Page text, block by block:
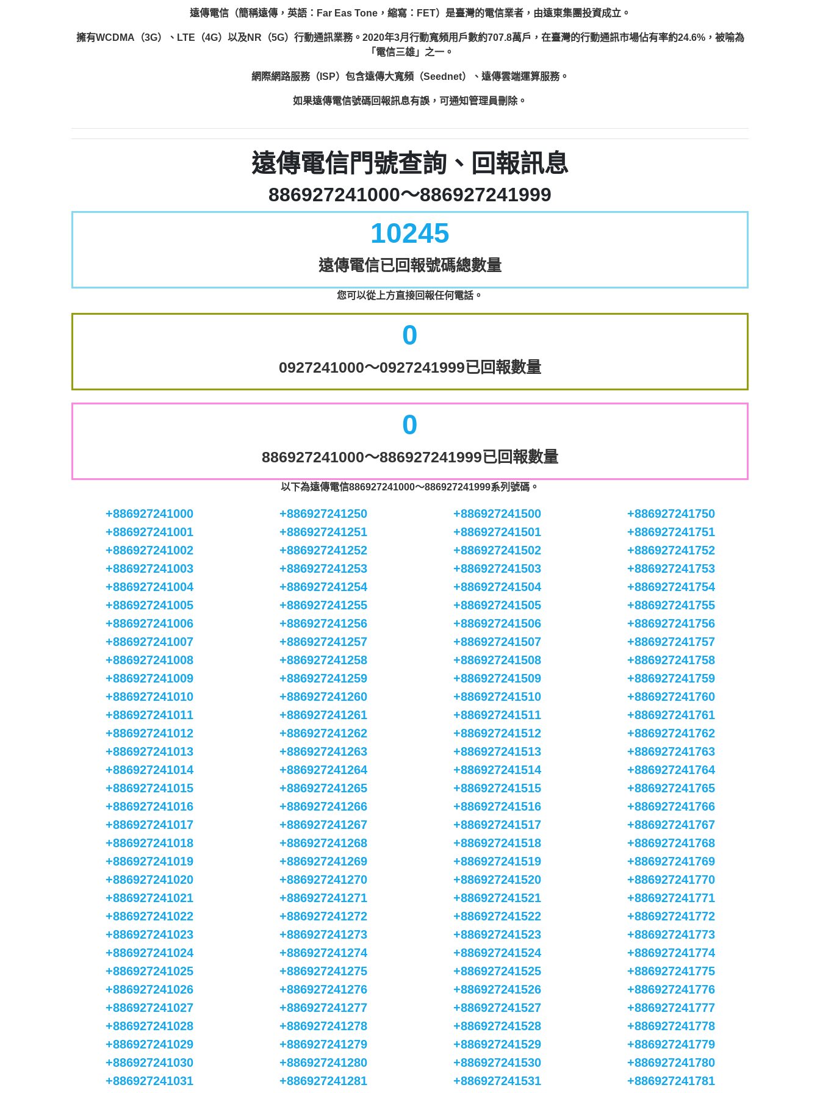
遠傳電信（簡稱遠傳，英語：Far Eas Tone，縮寫：FET）是臺灣的電信業者，由遠東集團投資成立。
擁有WCDMA（3G）、LTE（4G）以及NR（5G）行動通訊業務。2020年3月行動寬頻用戶數約707.8萬戶，在臺灣的行動通訊市場佔有率約24.6%，被喻為
「電信三雄」之一。
網際網路服務（ISP）包含遠傳大寬頻（Seednet）、遠傳雲端運算服務。
如果遠傳電信號碼回報訊息有誤，可通知管理員刪除。
遠傳電信門號查詢、回報訊息
886927241000～886927241999
10245
遠傳電信已回報號碼總數量
您可以從上方直接回報任何電話。
0
0927241000～0927241999已回報數量
0
886927241000～886927241999已回報數量
以下為遠傳電信886927241000～886927241999系列號碼。
+886927241000
+886927241001
+886927241002
+886927241003
+886927241004
+886927241005
+886927241006
+886927241007
+886927241008
+886927241009
+886927241010
+886927241011
+886927241012
+886927241013
+886927241014
+886927241015
+886927241016
+886927241017
+886927241018
+886927241019
+886927241020
+886927241021
+886927241022
+886927241023
+886927241024
+886927241025
+886927241026
+886927241027
+886927241028
+886927241029
+886927241030
+886927241031
+886927241250
+886927241251
+886927241252
+886927241253
+886927241254
+886927241255
+886927241256
+886927241257
+886927241258
+886927241259
+886927241260
+886927241261
+886927241262
+886927241263
+886927241264
+886927241265
+886927241266
+886927241267
+886927241268
+886927241269
+886927241270
+886927241271
+886927241272
+886927241273
+886927241274
+886927241275
+886927241276
+886927241277
+886927241278
+886927241279
+886927241280
+886927241281
+886927241500
+886927241501
+886927241502
+886927241503
+886927241504
+886927241505
+886927241506
+886927241507
+886927241508
+886927241509
+886927241510
+886927241511
+886927241512
+886927241513
+886927241514
+886927241515
+886927241516
+886927241517
+886927241518
+886927241519
+886927241520
+886927241521
+886927241522
+886927241523
+886927241524
+886927241525
+886927241526
+886927241527
+886927241528
+886927241529
+886927241530
+886927241531
+886927241750
+886927241751
+886927241752
+886927241753
+886927241754
+886927241755
+886927241756
+886927241757
+886927241758
+886927241759
+886927241760
+886927241761
+886927241762
+886927241763
+886927241764
+886927241765
+886927241766
+886927241767
+886927241768
+886927241769
+886927241770
+886927241771
+886927241772
+886927241773
+886927241774
+886927241775
+886927241776
+886927241777
+886927241778
+886927241779
+886927241780
+886927241781